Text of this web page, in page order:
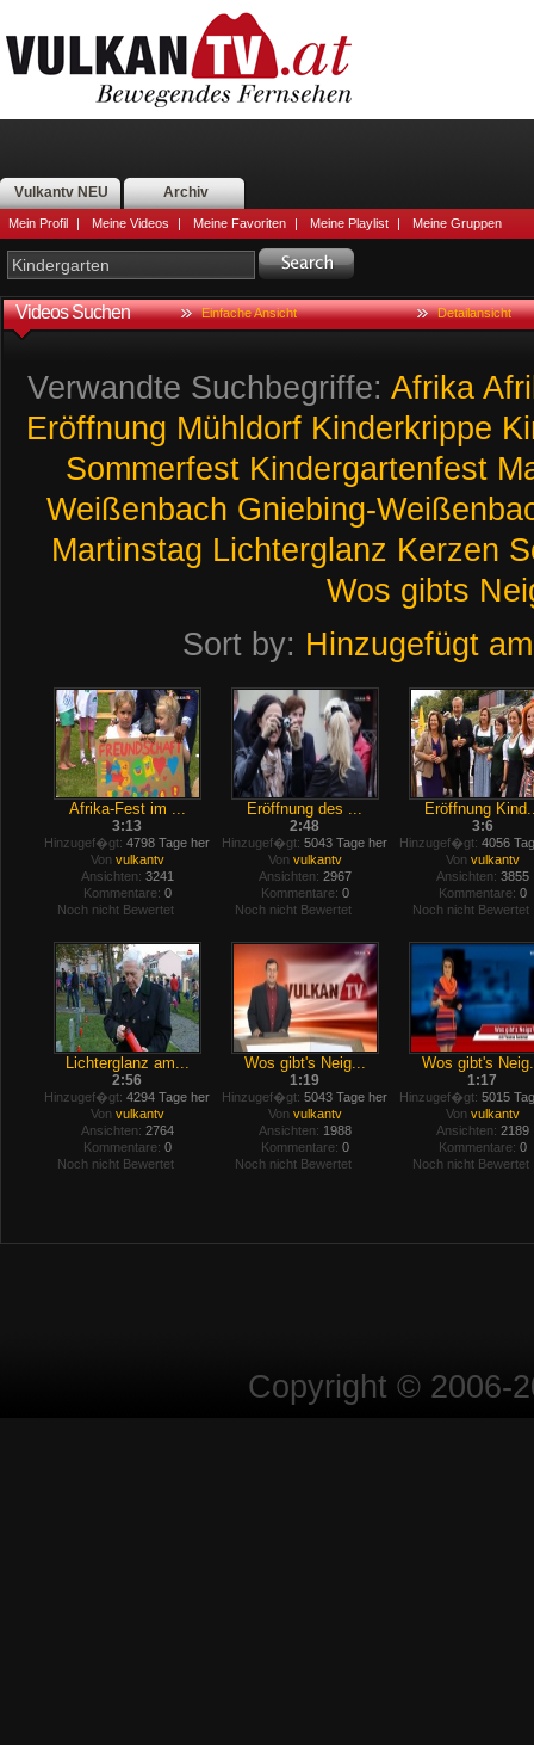
Vulkantv NEU Archiv
Mein Profil | Meine Videos | Meine Favoriten | Meine Playlist | Meine Gruppen
Videos Suchen Einfache Ansicht Detailansicht
Verwandte Suchbegriffe: Afrika
Eröffnung Mühldorf Kinderkrippe
Sommerfest Kindergartenfest
Weißenbach Gniebing-
Martinstag Lichterglanz Kerzen
Wos gibts
Sort by: Hinzugefügt am
Afrika-Fest im ...
3:13
Hinzugef�gt: 4798 Tage her
Von vulkantv
Ansichten: 3241
Kommentare: 0
Noch nicht Bewertet
Eröffnung des ...
2:48
Hinzugef�gt: 5043 Tage her
Von vulkantv
Ansichten: 2967
Kommentare: 0
Noch nicht Bewertet
Eröffnung
3:6
Hinzugef�gt: 4056
Von vulkantv
Ansichten: 3855
Kommentare: 0
Noch nicht Bewertet
Lichterglanz am...
2:56
Hinzugef�gt: 4294 Tage her
Von vulkantv
Ansichten: 2764
Kommentare: 0
Noch nicht Bewertet
Wos gibt's Neig...
1:19
Hinzugef�gt: 5043 Tage her
Von vulkantv
Ansichten: 1988
Kommentare: 0
Noch nicht Bewertet
Wos gibt's
1:17
Hinzugef�gt: 5015
Von vulkantv
Ansichten: 2189
Kommentare: 0
Noch nicht Bewertet
Copyright © 2006-